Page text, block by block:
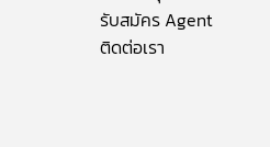
รับสมัคร Agent
ติดต่อเรา